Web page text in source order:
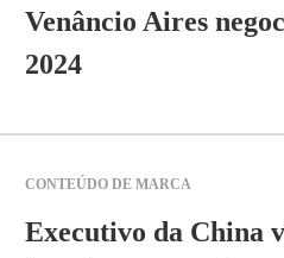
Venâncio Aires
2024
CONTEÚDO DE MARCA
Executivo da China